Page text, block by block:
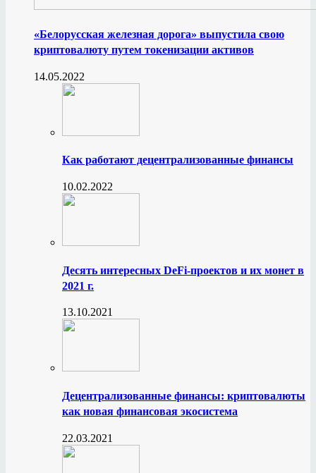
«Белорусская железная дорога» выпустила свою
криптовалюту путем токенизации активов
14.05.2022
Как работают децентрализованные финансы
10.02.2022
Десять интересных DeFi-проектов и их монет в
2021 г.
13.10.2021
Децентрализованные финансы: криптовалюты
как новая финансовая экосистема
22.03.2021